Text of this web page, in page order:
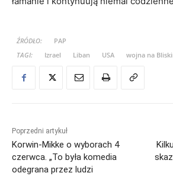
ŹRÓDŁO:
PAP
TAGI:
Izrael Liban USA wojna na
Poprzedni artykuł
Korwin-Mikke o wyborach 4
czerwca. „To była komedia
odegrana przez ludzi